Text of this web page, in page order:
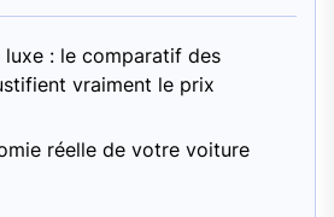
: le comparatif des
vraiment le prix
réelle de votre voiture